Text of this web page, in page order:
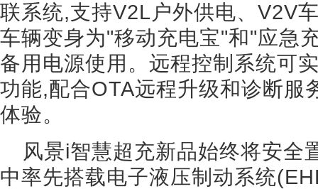
联系统,支持V2L户外供电、V2V
车辆变身为"移动充电宝"和"应急
备用电源使用。远程控制系统可
功能,配合OTA远程升级和诊断服
体验。
风景i智慧超充新品始终将安全
中率先搭载电子液压制动系统